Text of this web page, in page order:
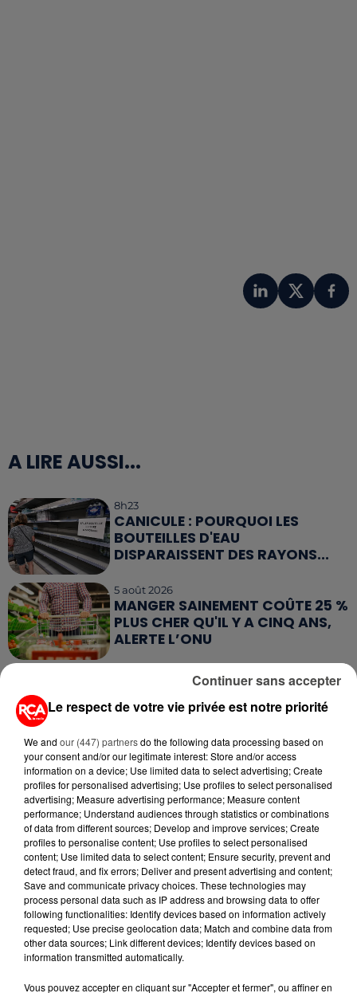
A LIRE AUSSI...
8h23
CANICULE : POURQUOI LES
BOUTEILLES D'EAU
DISPARAISSENT DES RAYONS...
5 août 2026
MANGER SAINEMENT COÛTE 25 %
PLUS CHER QU'IL Y A CINQ ANS,
ALERTE L’ONU
QUELLES SONT LES MARQUES QUI
OFFRENT LE MEILLEUR RAPPORT...
5 août 2026
MOUCHES : LES 5 RÉFLEXES À
ADOPTER POUR ÉVITER
L'INVASION CET ÉTÉ...
4 août 2026
ÉCLIPSE SOLAIRE DU 12 AOÛT : LA
RUÉE VERS LES LUNETTES DE...
4 août 2026
CAMPING-CAR : CE QUE VOUS
AVEZ LE DROIT DE FAIRE... ET LES
Le respect de votre vie privée est notre priorité
We and our (447) partnersdo the following data processing based on
your consent and/or our legitimate interest: Store and/or access
information on a device; Use limited data to select advertising; Create
profiles for personalised advertising; Use profiles to select personalised
advertising; Measure advertising performance; Measure content
performance; Understand audiences through statistics or combinations
of data from different sources; Develop and improve services; Create
profiles to personalise content; Use profiles to select personalised
content; Use limited data to select content; Ensure security, prevent and
detect fraud, and fix errors; Deliver and present advertising and content;
Save and communicate privacy choices. These technologies may
process personal data such as IP address and browsing data to offer
following functionalities: Identify devices based on information actively
requested; Use precise geolocation data; Match and combine data from
other data sources; Link different devices; Identify devices based on
information transmitted automatically.
Vous pouvez accepter en cliquant sur "Accepter et fermer", ou affiner en
Continuer sans accepter